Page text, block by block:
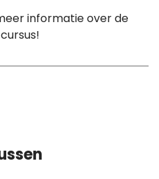
informatie over de